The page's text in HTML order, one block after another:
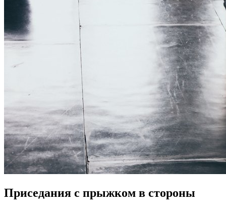
Приседания с прыжком в стороны